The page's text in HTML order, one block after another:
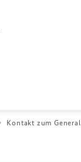
Kontakt zum